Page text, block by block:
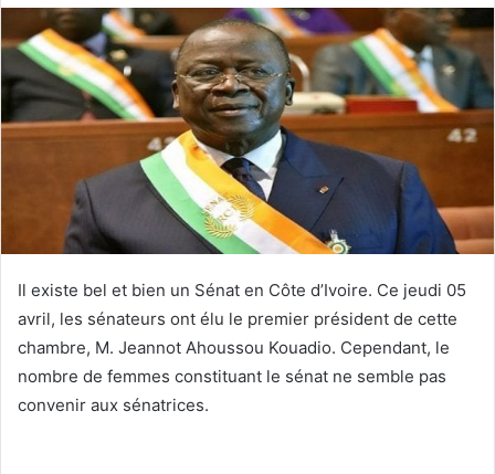
Il existe bel et bien un Sénat en Côte d’Ivoire. Ce jeudi 05
avril, les sénateurs ont élu le premier président de cette
chambre, M. Jeannot Ahoussou Kouadio. Cependant, le
nombre de femmes constituant le sénat ne semble pas
convenir aux sénatrices.